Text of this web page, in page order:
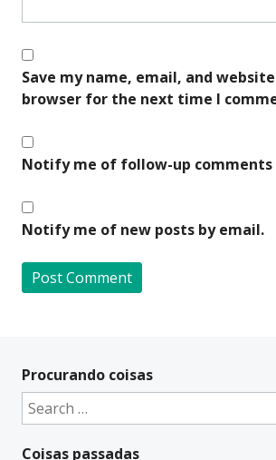
Save my name, email, and
browser for the next time I
Notify me of follow-up comments
Notify me of new posts by email.
t
e
Procurando coisas
Search
for:
Coisas passadas